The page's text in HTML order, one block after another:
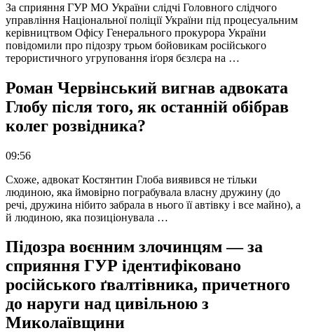
За сприяння ГУР МО України слідчі Головного слідчого
управління Національної поліції України під процесуальним
керівництвом Офісу Генерального прокурора України
повідомили про підозру трьом бойовикам російського
терористичного угруповання іґоря бєзлєра на …
Роман Червінський вигнав адвоката
Глобу після того, як останній обібрав
колег розвідника?
09:56
Схоже, адвокат Костянтин Глоба виявився не тільки
людиною, яка ймовірно пограбувала власну дружину (до
речі, дружина нібито забрала в нього її автівку і все майно), а
й людиною, яка позиціонувала …
Підозра воєнним злочинцям — за
сприяння ГУР ідентифіковано
російського ґвалтівника, причетного
до наруги над цивільною з
Миколаївщини